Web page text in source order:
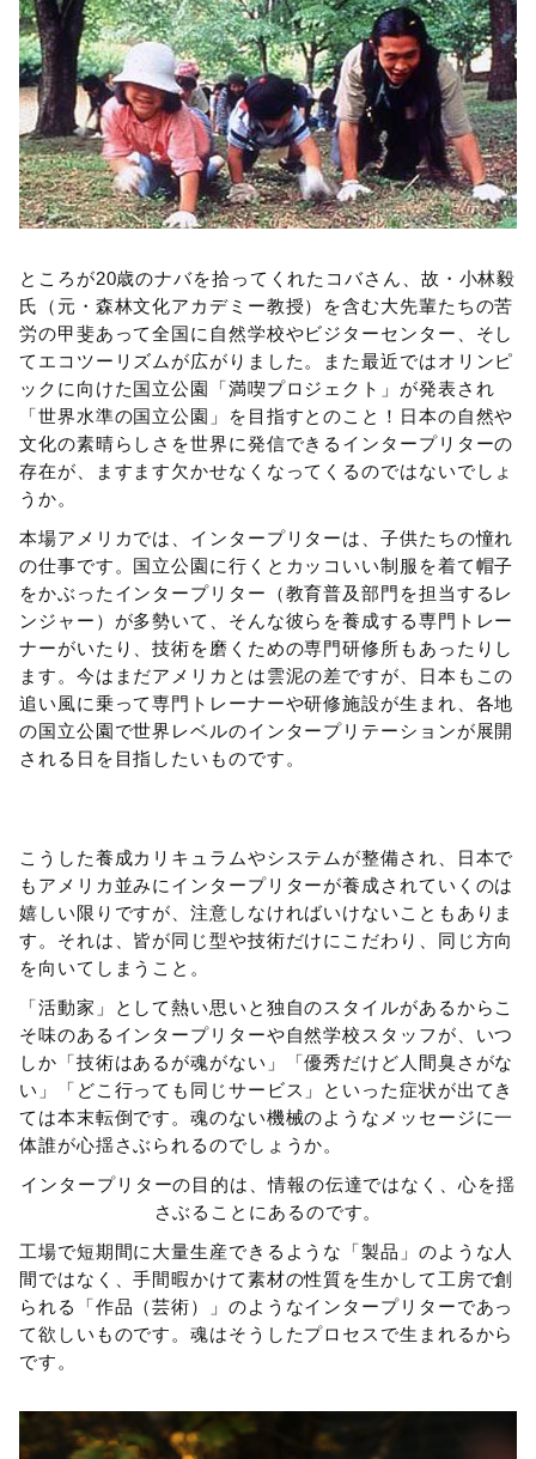
ところが20歳のナバを拾ってくれたコバさん、故・小林毅
氏（元・森林文化アカデミー教授）を含む大先輩たちの苦
労の甲斐あって全国に自然学校やビジターセンター、そし
てエコツーリズムが広がりました。また最近ではオリンピ
ックに向けた国立公園「満喫プロジェクト」が発表され
「世界水準の国立公園」を目指すとのこと！日本の自然や
文化の素晴らしさを世界に発信できるインタープリターの
存在が、ますます欠かせなくなってくるのではないでしょ
うか。
本場アメリカでは、インタープリターは、子供たちの憧れ
の仕事です。国立公園に行くとカッコいい制服を着て帽子
をかぶったインタープリター（教育普及部門を担当するレ
ンジャー）が多勢いて、そんな彼らを養成する専門トレー
ナーがいたり、技術を磨くための専門研修所もあったりし
ます。今はまだアメリカとは雲泥の差ですが、日本もこの
追い風に乗って専門トレーナーや研修施設が生まれ、各地
の国立公園で世界レベルのインタープリテーションが展開
される日を目指したいものです。
こうした養成カリキュラムやシステムが整備され、日本で
もアメリカ並みにインタープリターが養成されていくのは
嬉しい限りですが、注意しなければいけないこともありま
す。それは、皆が同じ型や技術だけにこだわり、同じ方向
を向いてしまうこと。
「活動家」として熱い思いと独自のスタイルがあるからこ
そ味のあるインタープリターや自然学校スタッフが、いつ
しか「技術はあるが魂がない」「優秀だけど人間臭さがな
い」「どこ行っても同じサービス」といった症状が出てき
ては本末転倒です。魂のない機械のようなメッセージに一
体誰が心揺さぶられるのでしょうか。
インタープリターの目的は、情報の伝達ではなく、心を揺
さぶることにあるのです。
工場で短期間に大量生産できるような「製品」のような人
間ではなく、手間暇かけて素材の性質を生かして工房で創
られる「作品（芸術）」のようなインタープリターであっ
て欲しいものです。魂はそうしたプロセスで生まれるから
です。